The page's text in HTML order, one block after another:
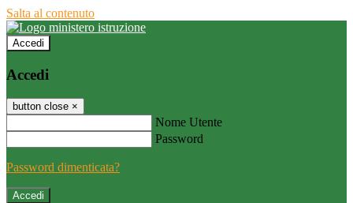
Salta al contenuto
Accedi
Accedi
button close ×
Nome Utente
Password
Password dimenticata?